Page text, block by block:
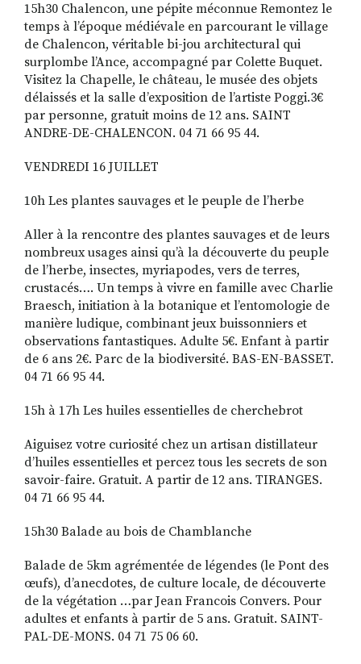
15h30 Chalencon, une pépite méconnue Remontez le
temps à l’époque médiévale en parcourant le village
de Chalencon, véritable bi-jou architectural qui
surplombe l’Ance, accompagné par Colette Buquet.
Visitez la Chapelle, le château, le musée des objets
délaissés et la salle d’exposition de l’artiste Poggi.3€
par per­sonne, gratuit moins de 12 ans. SAINT
ANDRE-DE-CHALENCON. 04 71 66 95 44.
VENDREDI 16 JUILLET
10h Les plantes sauvages et le peuple de l’herbe
Aller à la rencontre des plantes sauvages et de leurs
nombreux usages ainsi qu’à la découverte du peuple
de l’herbe, insectes, myriapodes, vers de terres,
crustacés…. Un temps à vivre en famille avec Charlie
Braesch, initiation à la botanique et l’en­tomologie de
manière ludique, combinant jeux buissonniers et
observations fantastiques. Adulte 5€. Enfant à partir
de 6 ans 2€. Parc de la biodiversité. BAS-EN-BASSET.
04 71 66 95 44.
15h à 17h Les huiles essen­tielles de cherchebrot
Aiguisez votre curiosité chez un artisan distillateur
d’huiles essentielles et percez tous les secrets de son
savoir-faire. Gratuit. A partir de 12 ans. TIRANGES.
04 71 66 95 44.
15h30 Balade au bois de Chamblanche
Balade de 5km agrémentée de légendes (le Pont des
œufs), d’anecdotes, de culture locale, de découverte
de la végétation …par Jean Francois Convers. Pour
adultes et enfants à partir de 5 ans. Gratuit. SAINT-
PAL-DE-MONS. 04 71 75 06 60.